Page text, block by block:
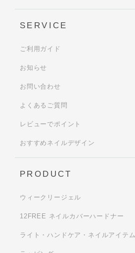
SERVICE
ご利用ガイド
お知らせ
お問い合わせ
よくあるご質問
レビューでポイント
おすすめネイルデザイン
PRODUCT
ウィークリージェル
12FREE ネイルカバーハードナー
ライト・ハンドケア・ネイルアイテム